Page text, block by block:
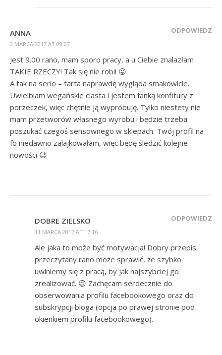
ANNA
2 MARCA 2017 AT 09:07
ODPOWIEDZ
Jest 9.00 rano, mam sporo pracy, a u Ciebie znalazłam
TAKIE RZECZY! Tak się nie robi! 😛
A tak na serio – tarta naprawdę wygląda smakowicie.
Uwielbiam wegańskie ciasta i jestem fanką konfitury z
porzeczek, więc chętnie ją wypróbuję. Tylko niestety nie
mam przetworów własnego wyrobu i będzie trzeba
poszukać czegoś sensownego w sklepach. Twój profil na
fb niedawno zalajkowałam, więc będę śledzić kolejne
nowości 😉
DOBRE ZIELSKO
11 MARCA 2017 AT 17:16
ODPOWIEDZ
Ale jaka to może być motywacja! Dobry przepis
przeczytany rano może sprawić, że szybko
uwiniemy się z pracą, by jak najszybciej go
zrealizować. 😉 Zachęcam serdecznie do
obserwowania profilu facebookowego oraz do
subskrypcji bloga (opcja po prawej stronie pod
okienkiem profilu facebookowego).